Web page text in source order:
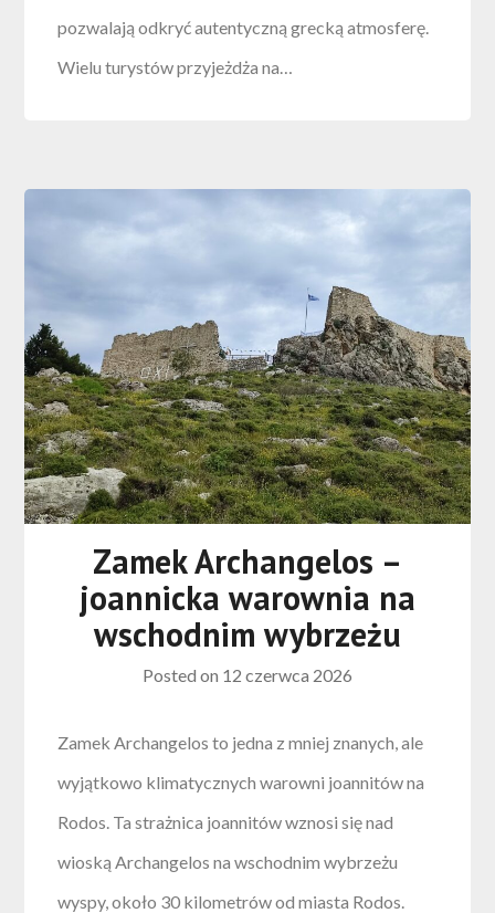
pozwalają odkryć autentyczną grecką atmosferę.
Wielu turystów przyjeżdża na…
Zamek Archangelos –
joannicka warownia na
wschodnim wybrzeżu
Posted on 12 czerwca 2026
Zamek Archangelos to jedna z mniej znanych, ale
wyjątkowo klimatycznych warowni joannitów na
Rodos. Ta strażnica joannitów wznosi się nad
wioską Archangelos na wschodnim wybrzeżu
wyspy, około 30 kilometrów od miasta Rodos.